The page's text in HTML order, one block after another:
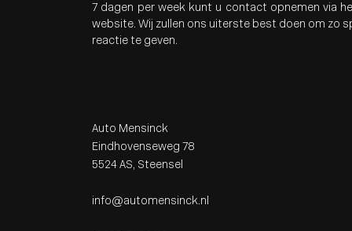
7 dagen per week kunt u contact opnemen via
website. Wij zullen ons uiterste best doen om zo
reactie te geven.
Auto Mensinck
Eindhovenseweg 78
5524 AS, Steensel
info@automensinck.nl